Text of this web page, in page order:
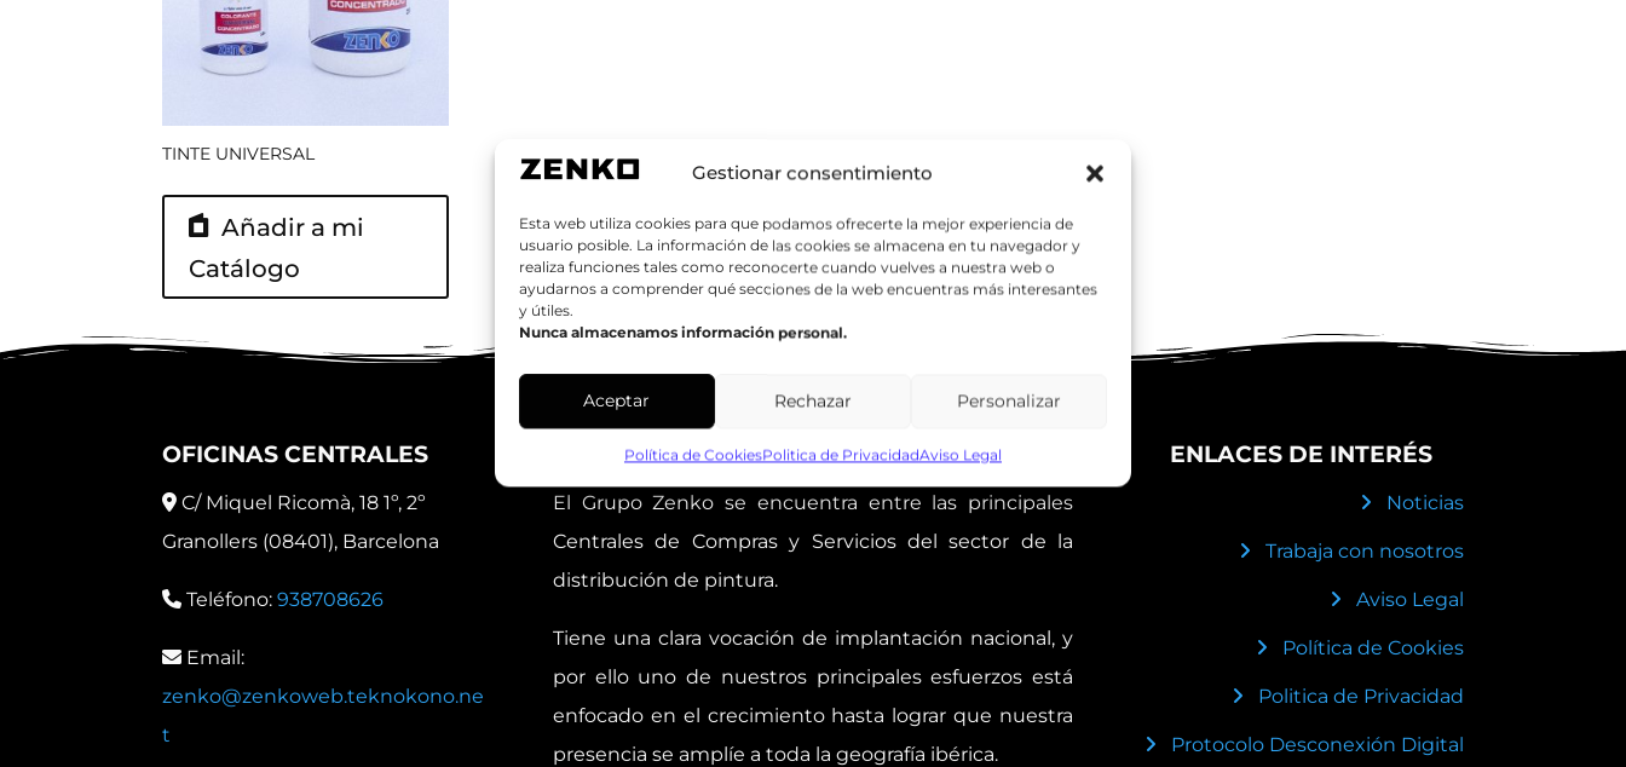
Gestionar consentimiento
Esta web utiliza cookies para que podamos ofrecerte la mejor experiencia de
usuario posible. La información de las cookies se almacena en tu navegador y
realiza funciones tales como reconocerte cuando vuelves a nuestra web o
ayudarnos a comprender qué secciones de la web encuentras más interesantes
y útiles.
Nunca almacenamos información personal.
Aceptar Rechazar Personalizar
Política de CookiesPolitica de PrivacidadAviso Legal
TINTE UNIVERSAL
Añadir a mi
Catálogo
OFICINAS CENTRALES
C/ Miquel Ricomà, 18 1º, 2º
Granollers (08401), Barcelona
Teléfono: 938708626
Email:
zenko@zenkoweb.teknokono.ne
t
GRUPO ZENKO
El Grupo Zenko se encuentra entre las principales
Centrales de Compras y Servicios del sector de la
distribución de pintura.
Tiene una clara vocación de implantación nacional, y
por ello uno de nuestros principales esfuerzos está
enfocado en el crecimiento hasta lograr que nuestra
presencia se amplíe a toda la geografía ibérica.
ENLACES DE INTERÉS
Noticias
Trabaja con nosotros
Aviso Legal
Política de Cookies
Politica de Privacidad
Protocolo Desconexión Digital